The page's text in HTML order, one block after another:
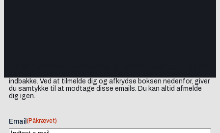
indbakke. Ved at tilmelde dig og afkrydse boksen nedenfor, giver
du samtykke til at modtage disse emails. Du kan altid afmelde
dig igen.
Email (Påkrævet)